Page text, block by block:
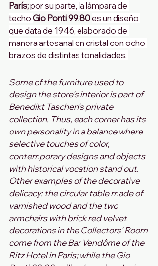
París; por su parte, la lámpara de
techo Gio Ponti 99.80 es un diseño
que data de 1946, elaborado de
manera artesanal en cristal con ocho
brazos de distintas tonalidades.
Some of the furniture used to
design the store's interior is part of
Benedikt Taschen's private
collection. Thus, each corner has its
own personality in a balance where
selective touches of color,
contemporary designs and objects
with historical vocation stand out.
Other examples of the decorative
delicacy: the circular table made of
varnished wood and the two
armchairs with brick red velvet
decorations in the Collectors' Room
come from the Bar Vendôme of the
Ritz Hotel in Paris; while the Gio